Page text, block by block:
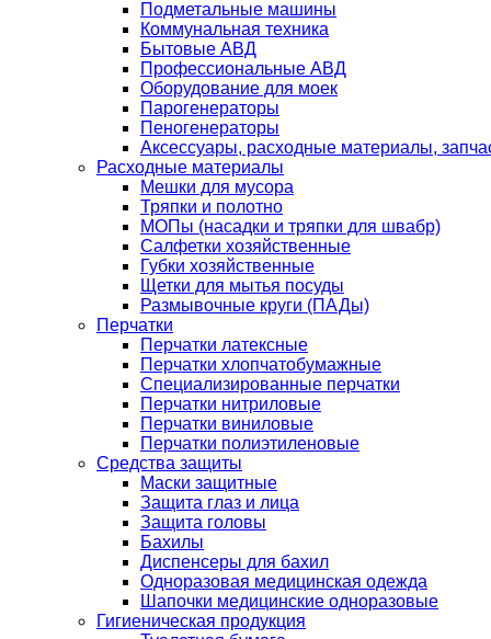
Подметальные машины
Коммунальная техника
Бытовые АВД
Профессиональные АВД
Оборудование для моек
Парогенераторы
Пеногенераторы
Аксессуары, расходные материалы,
Расходные материалы
Мешки для мусора
Тряпки и полотно
МОПы (насадки и тряпки для швабр)
Салфетки хозяйственные
Губки хозяйственные
Щетки для мытья посуды
Размывочные круги (ПАДы)
Перчатки
Перчатки латексные
Перчатки хлопчатобумажные
Специализированные перчатки
Перчатки нитриловые
Перчатки виниловые
Перчатки полиэтиленовые
Средства защиты
Маски защитные
Защита глаз и лица
Защита головы
Бахилы
Диспенсеры для бахил
Одноразовая медицинская одежда
Шапочки медицинские одноразовые
Гигиеническая продукция